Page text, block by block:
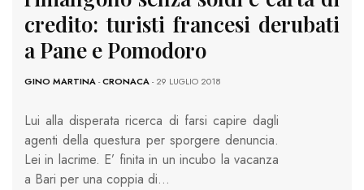
credito: turisti francesi derubati
a Pane e Pomodoro
GINO MARTINA-CRONACA- 29 LUGLIO 2018
Lui alla disperata ricerca di farsi capire dagli
agenti della questura per sporgere denuncia.
Lei in lacrime. E’ finita in un incubo la vacanza
a Bari per una coppia di…